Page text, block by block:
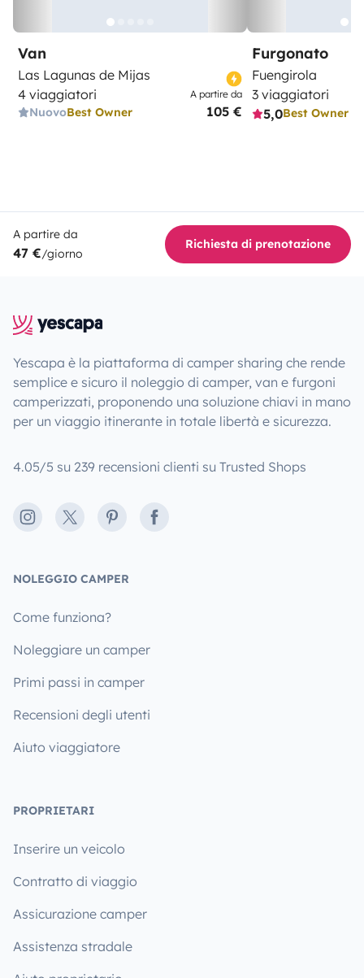
Van
Las Lagunas de Mijas
4 viaggiatori
NuovoBest Owner
A partire da
105 €
Furgonato
Fuengirola
3 viaggiatori
5,0Best Owner
A partire da
47 €/giorno
Richiesta di prenotazione
Yescapa è la piattaforma di camper sharing che rende
semplice e sicuro il noleggio di camper, van e furgoni
camperizzati, proponendo una soluzione chiavi in mano
per un viaggio itinerante in totale libertà e sicurezza.
4.05/5 su 239 recensioni clienti su Trusted Shops
Instagram
X PinterestFacebook
NOLEGGIO CAMPER
Come funziona?
Noleggiare un camper
Primi passi in camper
Recensioni degli utenti
Aiuto viaggiatore
PROPRIETARI
Inserire un veicolo
Contratto di viaggio
Assicurazione camper
Assistenza stradale